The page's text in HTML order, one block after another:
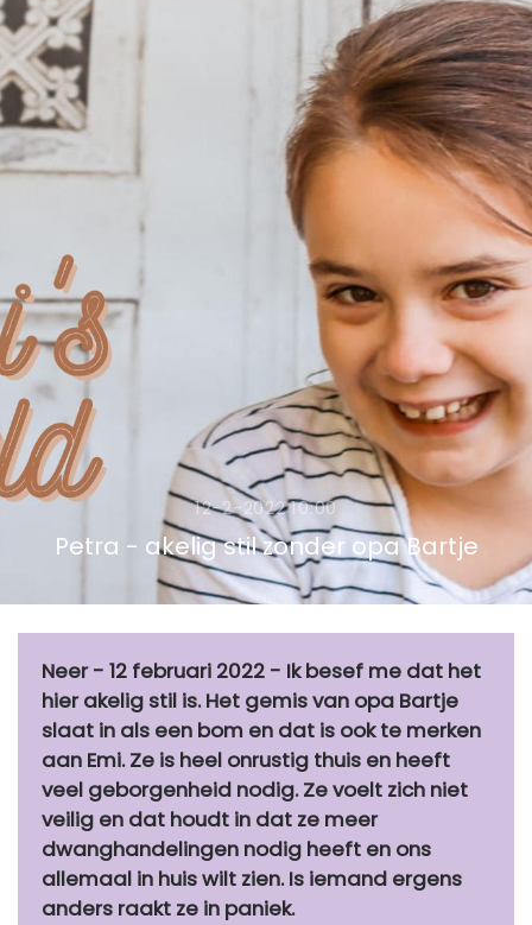
12-2-2022 10:00
Petra - akelig stil zonder opa Bartje
Neer - 12 februari 2022 - Ik besef me dat het
hier akelig stil is. Het gemis van opa Bartje
slaat in als een bom en dat is ook te merken
aan Emi. Ze is heel onrustig thuis en heeft
veel geborgenheid nodig. Ze voelt zich niet
veilig en dat houdt in dat ze meer
dwanghandelingen nodig heeft en ons
allemaal in huis wilt zien. Is iemand ergens
anders raakt ze in paniek.